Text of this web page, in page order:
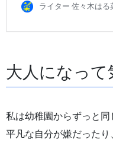
大人になっ
私は幼稚園からずっと同
平凡な自分が嫌だったり